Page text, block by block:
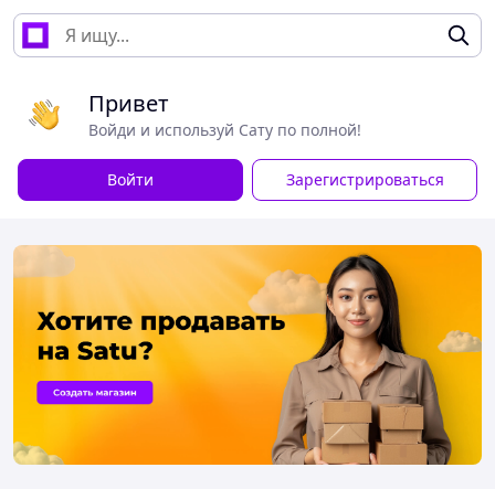
Привет
Войди и используй Сату по полной!
Войти Зарегистрироваться